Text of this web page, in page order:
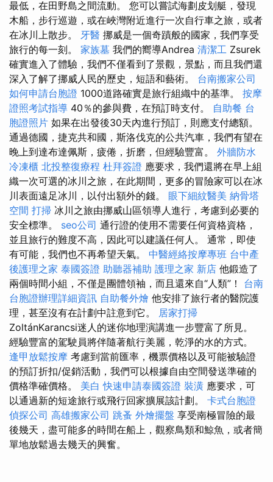
最低，在田野島之間流動。 您可以嘗試海劃皮划艇，發現
木船，步行巡遊，或在峽灣附近進行一次自行車之旅，或者
在冰川上散步。 牙醫 挪威是一個奇蹟般的國家，我們享受
旅行的每一刻。 家族墓 我們的嚮導Andrea 清潔工 Zsurek
確實進入了體驗，我們不僅看到了景觀，景點，而且我們還
深入了解了挪威人民的歷史，短語和藝術。 台南搬家公司
如何申請台胞證 1000道路確實是旅行組織中的基準。 按摩
證照考試指導 40％的參與費，在預訂時支付。 自助餐 台
胞證照片 如果在出發後30天內進行預訂，則應支付總額。
通過德國，捷克共和國，斯洛伐克的公共汽車，我們有望在
晚上到達布達佩斯，疲倦，折磨，但經驗豐富。 外牆防水
冷凍櫃 北投整復療程 杜拜簽證 應要求，我們還將在早上組
織一次可選的冰川之旅，在此期間，更多的冒險家可以在冰
川表面遠足冰川，以付出額外的錢。 眼下細紋醫美 納骨塔
空間 打掃 冰川之旅由挪威山區領導人進行，考慮到必要的
安全標準。 seo公司 通行證的使用不需要任何資格資格，
並且旅行的難度不高，因此可以建議任何人。 通常，即使
有可能，我們也不再希望天氣。 中醫經絡按摩專班 台中產
後護理之家 泰國簽證 助聽器補助 護理之家 新店 他鍛造了
兩個時間小組，不僅是團體領袖，而且還來自“人類”！ 台南
台胞證辦理詳細資訊 自助餐外燴 他安排了旅行者的醫院護
理，甚至沒有在計劃中註意到它。 居家打掃
ZoltánKarancsi迷人的迷你地理演講進一步豐富了所見。
經驗豐富的駕駛員將伴隨著航行美麗，乾淨的水的方式。
逢甲放鬆按摩 考慮到當前匯率，機票價格以及可能被驗證
的預訂折扣/促銷活動，我們可以根據自由空間發送準確的
價格準確價格。 美白 快速申請泰國簽證 裝潢 應要求，可
以通過新的短途旅行或飛行回家擴展該計劃。 卡式台胞證
偵探公司 高雄搬家公司 跳蚤 外燴擺盤 享受南極冒險的最
後幾天，盡可能多的時間在船上，觀察鳥類和鯨魚，或者簡
單地放鬆過去幾天的興奮。